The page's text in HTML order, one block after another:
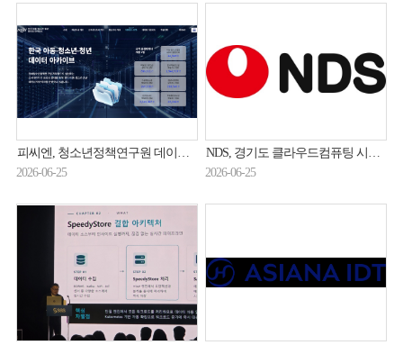
피씨엔, 청소년정책연구원 데이터 개방체계 구축
2026-06-25
NDS, 경기도 클라우드컴퓨팅 시스템 구축 2차 사업 수주
2026-06-25